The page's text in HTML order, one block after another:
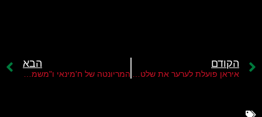
הקודם
איראן פועלת לערער את שלטון הרש"פ בגדה
הבא
המריונטה של ח'מינאי ו"משמרות המהפכה" באיראן